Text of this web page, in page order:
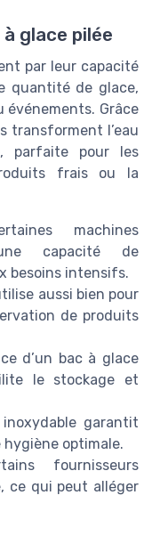
glace pilée
par leur capacité
quantité de glace,
événements. Grâce
transforment l’eau
parfaite pour les
frais ou la
machines
capacité de
besoins intensifs.
aussi bien pour
de produits
d’un bac à glace
le stockage et
inoxydable garantit
optimale.
fournisseurs
ce qui peut alléger